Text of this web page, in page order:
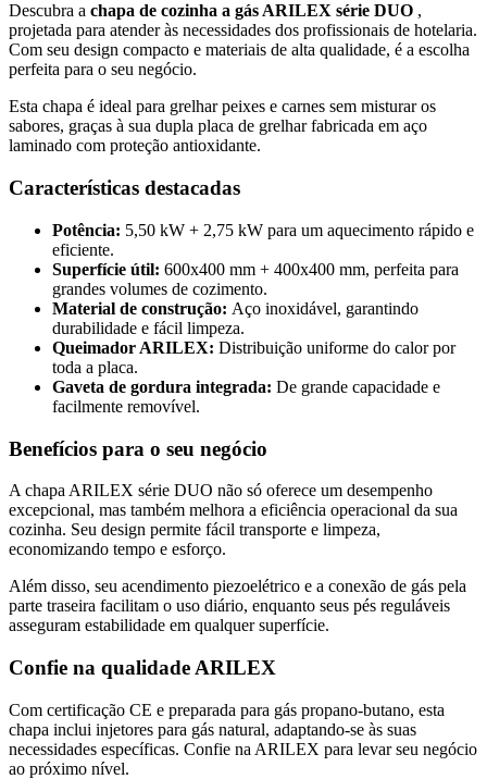
Descubra a chapa de cozinha a gás ARILEX série DUO ,
projetada para atender às necessidades dos profissionais de hotelaria.
Com seu design compacto e materiais de alta qualidade, é a escolha
perfeita para o seu negócio.
Esta chapa é ideal para grelhar peixes e carnes sem misturar os
sabores, graças à sua dupla placa de grelhar fabricada em aço
laminado com proteção antioxidante.
Características destacadas
Potência: 5,50 kW + 2,75 kW para um aquecimento rápido e
eficiente.
Superfície útil: 600x400 mm + 400x400 mm, perfeita para
grandes volumes de cozimento.
Material de construção: Aço inoxidável, garantindo
durabilidade e fácil limpeza.
Queimador ARILEX: Distribuição uniforme do calor por
toda a placa.
Gaveta de gordura integrada: De grande capacidade e
facilmente removível.
Benefícios para o seu negócio
A chapa ARILEX série DUO não só oferece um desempenho
excepcional, mas também melhora a eficiência operacional da sua
cozinha. Seu design permite fácil transporte e limpeza,
economizando tempo e esforço.
Além disso, seu acendimento piezoelétrico e a conexão de gás pela
parte traseira facilitam o uso diário, enquanto seus pés reguláveis
asseguram estabilidade em qualquer superfície.
Confie na qualidade ARILEX
Com certificação CE e preparada para gás propano-butano, esta
chapa inclui injetores para gás natural, adaptando-se às suas
necessidades específicas. Confie na ARILEX para levar seu negócio
ao próximo nível.